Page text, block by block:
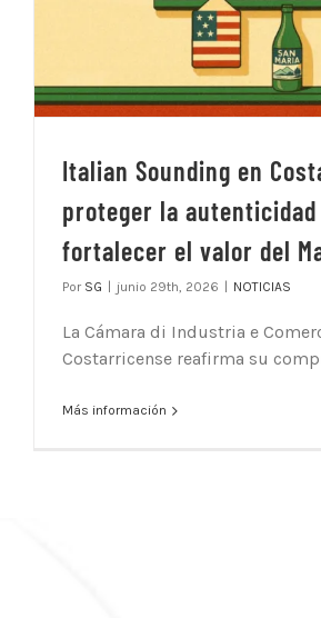
Italian Sounding en
proteger la
fortalecer el valor del
Por SG junio 29th, 2026 NOTICIAS
La Cámara di Industria e
Costarricense reafirma su
Más información